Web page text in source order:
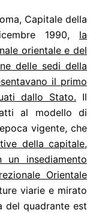
Capitale della
1990, la
orientale e del
delle sedi della
il primo
dallo Stato. Il
al modello di
vigente, che
della capitale,
un insediamento
Orientale
viarie e mirato
del quadrante est